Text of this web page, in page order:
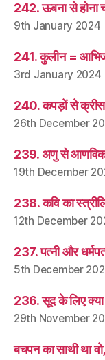
242. ऊबना से होना
9th January 2024
241. कुलीन =
3rd January 2024
240. कपड़ों से क्रीस
26th December
239. अणु से आणविक
19th December
238. कवि का
12th December
237. पत्नी और
5th December
236. सूद के लिए क्या
29th November
बचपन का साथी था